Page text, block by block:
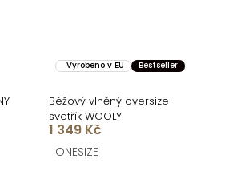
Vyrobeno v EU Bestseller
Béžový vlněný oversize
svetřík WOOLY
1 349 Kč
ONESIZE